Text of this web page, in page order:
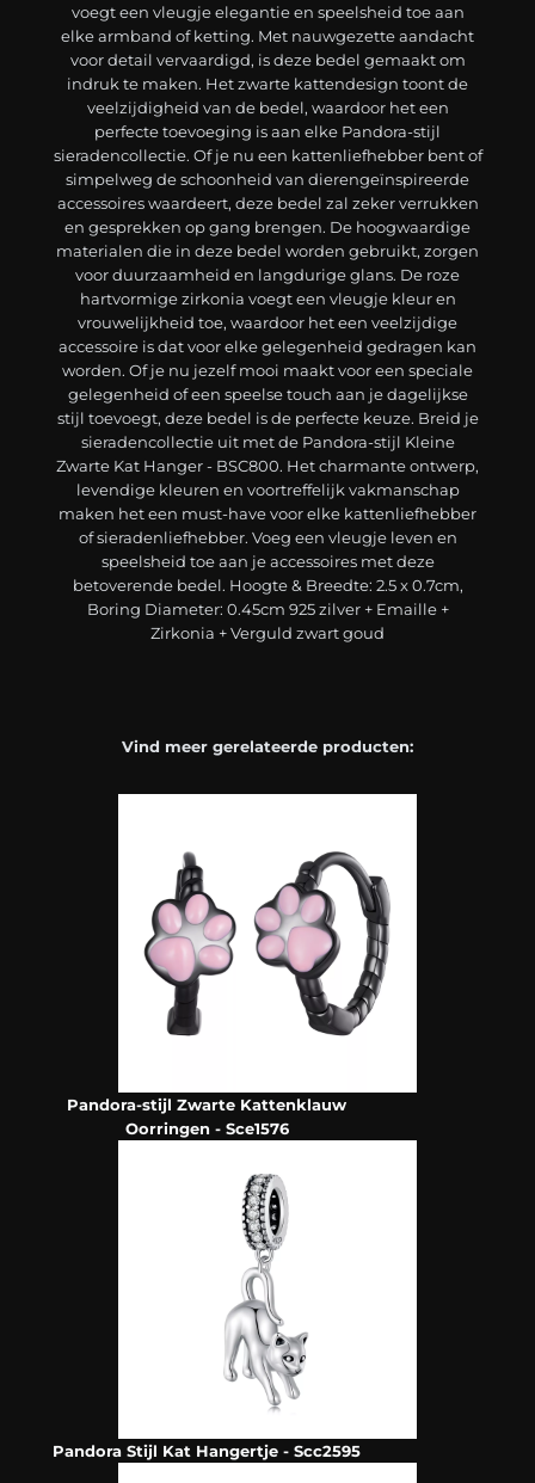
voegt een vleugje elegantie en speelsheid toe aan
elke armband of ketting. Met nauwgezette aandacht
voor detail vervaardigd, is deze bedel gemaakt om
indruk te maken. Het zwarte kattendesign toont de
veelzijdigheid van de bedel, waardoor het een
perfecte toevoeging is aan elke Pandora-stijl
sieradencollectie. Of je nu een kattenliefhebber bent of
simpelweg de schoonheid van dierengeïnspireerde
accessoires waardeert, deze bedel zal zeker verrukken
en gesprekken op gang brengen. De hoogwaardige
materialen die in deze bedel worden gebruikt, zorgen
voor duurzaamheid en langdurige glans. De roze
hartvormige zirkonia voegt een vleugje kleur en
vrouwelijkheid toe, waardoor het een veelzijdige
accessoire is dat voor elke gelegenheid gedragen kan
worden. Of je nu jezelf mooi maakt voor een speciale
gelegenheid of een speelse touch aan je dagelijkse
stijl toevoegt, deze bedel is de perfecte keuze. Breid je
sieradencollectie uit met de Pandora-stijl Kleine
Zwarte Kat Hanger - BSC800. Het charmante ontwerp,
levendige kleuren en voortreffelijk vakmanschap
maken het een must-have voor elke kattenliefhebber
of sieradenliefhebber. Voeg een vleugje leven en
speelsheid toe aan je accessoires met deze
betoverende bedel. Hoogte & Breedte: 2.5 x 0.7cm,
Boring Diameter: 0.45cm 925 zilver + Emaille +
Zirkonia + Verguld zwart goud
Vind meer gerelateerde producten:
Pandora-stijl Zwarte Kattenklauw
Oorringen - Sce1576
Pandora Stijl Kat Hangertje - Scc2595